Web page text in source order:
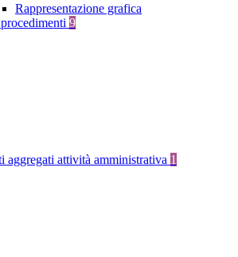
Rappresentazione grafica
9
aggregati attività amministrativa 1